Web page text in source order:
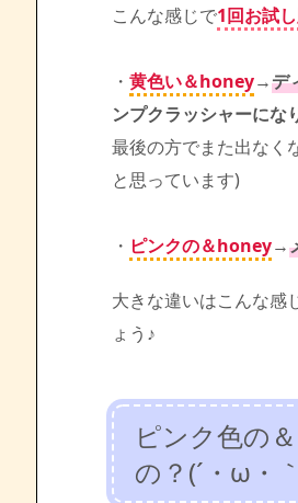
こんな感じで1回お試
・ 黄色い＆honey→デ
ンプクラッシャーにな
最後の方でまた出なく
と思っています)
・ ピンクの＆honey→
大きな違いはこんな感
ょう♪
ピンク色の
の？(´・ω・